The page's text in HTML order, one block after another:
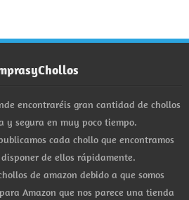
encontraréis gran cantidad de chollos
y segura en muy poco tiempo.
cada chollo que encontramos
de ellos rápidamente.
de amazon debido a que somos
Amazon que nos parece una tienda